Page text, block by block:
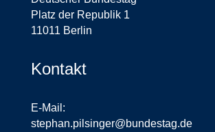
Platz der Republik 1
11011 Berlin
Kontakt
E-Mail:
stephan.pilsinger@bundestag.de